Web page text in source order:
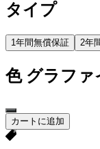
タイプ
1年間無償保証 2年
色 グラファ
カートに追加